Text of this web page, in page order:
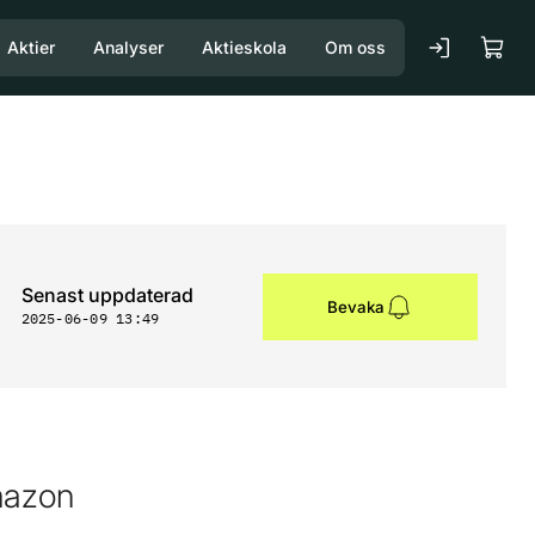
Aktier Analyser Aktieskola Om oss
Senast uppdaterad
2025-06-09 13:49
Bevaka